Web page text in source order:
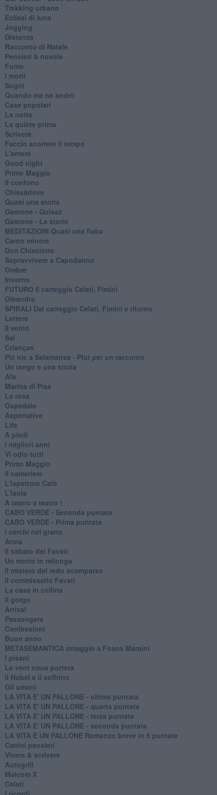
Trekking urbano
Eclissi di luna
Jogging
Distanza
Racconto di Natale
Pensieri & nuvole
Fumo
I morti
Sogni
Quando me ne andrò
Case popolari
La notte
La quiete prima
Scrivere
Faccio scorrere il tempo
L'amore
Good night
Primo Maggio
Il conforto
Chissàdove
Quasi una storia
Gastone - Quisaz
Gastone - Le storie
MEDITAZIONI Quasi una fiaba
Canto minore
Don Chisciotte
Sopravvivere a Capodanno
Ombre
Inverno
FUTURO Il carteggio Celati, Fimini
Oleandra
SPIRALI Dal carteggio Celati, Fimini e ritorno
Lettere
Il vento
Sal
Crianças
Pic nic a Salamansa - Plot per un racconto
Un tango e una storia
Afa
Marina di Pisa
La rosa
Ospedale
Aspettative
Life
A piedi
I migliori anni
Vi odio tutti
Primo Maggio
Il cameriere
L'ispettore Calò
L'isola
A teatro a teatro !
CABO VERDE - Seconda puntata
CABO VERDE - Prima puntata
I cerchi nel grano
Anna
Il sabato del Favati
Un morto in milonga
Il mistero del redo scomparso
Il commissario Favati
La casa in collina
Il gorgo
Arrival
Passengers
Confessioni
Buon anno
METASEMANTICA omaggio a Fosco Maraini
I pisani
Le vent nous portera
Il Nobel e il soffritto
Gli umani
LA VITA E' UN PALLONE - ultima puntata
LA VITA E' UN PALLONE - quarta puntata
LA VITA E' UN PALLONE - terza puntata
LA VITA E' UN PALLONE - seconda puntata
LA VITA È UN PALLONE Romanzo breve in 5 puntate
Cattivi pensieri
Vivere & scrivere
Autogrill
Malcom X
Celati